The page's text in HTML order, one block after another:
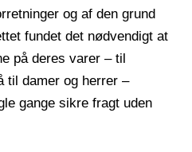
og af den grund
fundet det nødvendigt at
på deres varer – til
til damer og herrer –
gange sikre fragt uden